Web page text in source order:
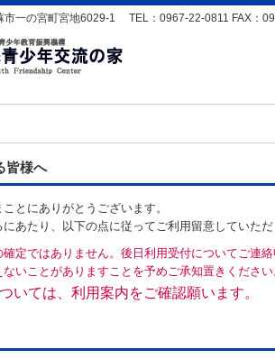
市一の宮町宮地6029-1 TEL：0967-22-0811 FAX：
皆様へ
とにありがとうございます。
あたり、以下の点に従ってご利用留意していた
定ではありません。後日利用受付についてご連
ないことがありますことを予めご承知置きくださ
いては、利用案内をご確認願います。